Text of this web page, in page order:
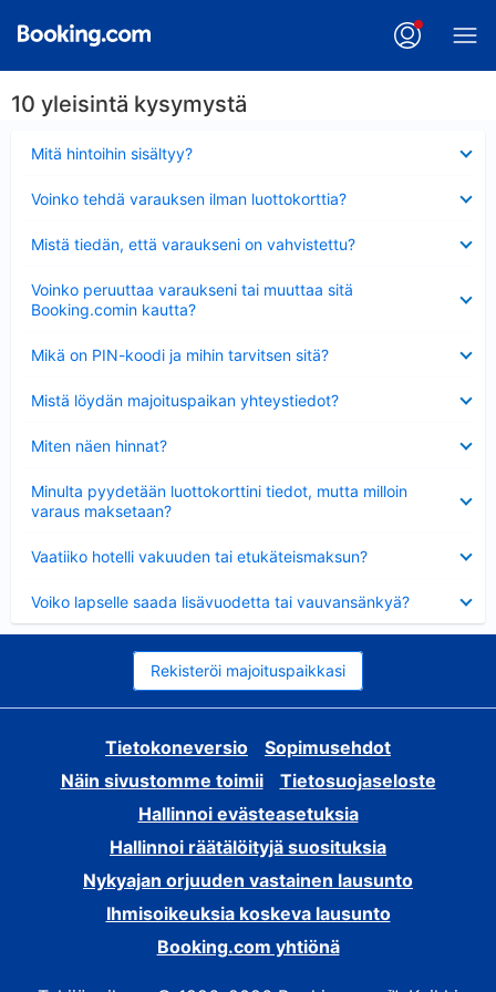
10 yleisintä kysymystä
Mitä hintoihin sisältyy?
Voinko tehdä varauksen ilman luottokorttia?
Mistä tiedän, että varaukseni on vahvistettu?
Voinko peruuttaa varaukseni tai muuttaa sitä
Booking.comin kautta?
Mikä on PIN-koodi ja mihin tarvitsen sitä?
Mistä löydän majoituspaikan yhteystiedot?
Miten näen hinnat?
Minulta pyydetään luottokorttini tiedot, mutta milloin
varaus maksetaan?
Vaatiiko hotelli vakuuden tai etukäteismaksun?
Voiko lapselle saada lisävuodetta tai vauvansänkyä?
Rekisteröi majoituspaikkasi
Tietokoneversio
Sopimusehdot
Näin sivustomme toimii
Tietosuojaseloste
Hallinnoi evästeasetuksia
Hallinnoi räätälöityjä suosituksia
Nykyajan orjuuden vastainen lausunto
Ihmisoikeuksia koskeva lausunto
Booking.com yhtiönä